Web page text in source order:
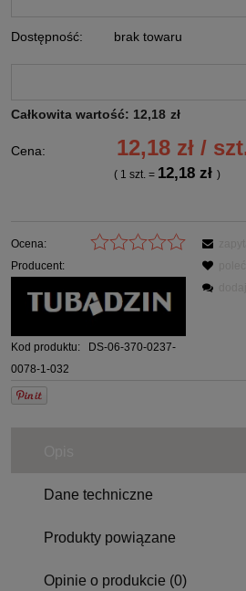
Dostępność: brak towaru
Całkowita wartość: 12,18 zł
Cena: 12,18 zł /
( 1szt. = 12,18 zł)
Ocena:
Producent:
Kod produktu:
DS-06-370-0237-
0078-1-032
Dane techniczne
Produkty powiązane
Opinie o produkcie (0)